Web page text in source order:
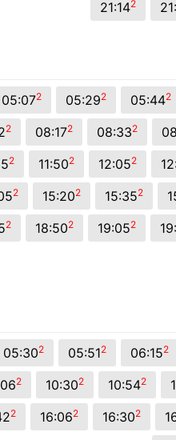
21:142
05:072 05:292 05:442
2 08:172 08:332
2 11:502 12:052
2 15:202 15:352
2 18:502 19:052
05:302 05:512 06:152
2 10:302 10:542
2 16:062 16:302